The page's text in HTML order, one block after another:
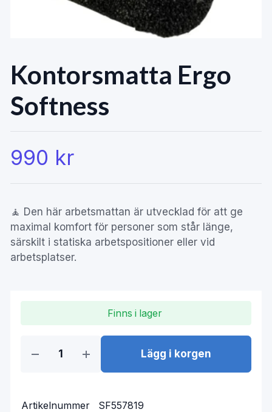
Kontorsmatta Ergo
Softness
990 kr
🧘 Den här arbetsmattan är utvecklad för att ge
maximal komfort för personer som står länge,
särskilt i statiska arbetspositioner eller vid
arbetsplatser.
Finns i lager
Lägg i korgen
Artikelnummer SF557819